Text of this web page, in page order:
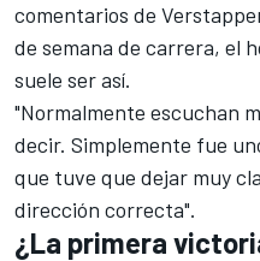
comentarios de
de semana de carrera, el
suele ser así.
"Normalmente escuchan
decir. Simplemente fue
que tuve que dejar muy
dirección correcta".
¿La primera